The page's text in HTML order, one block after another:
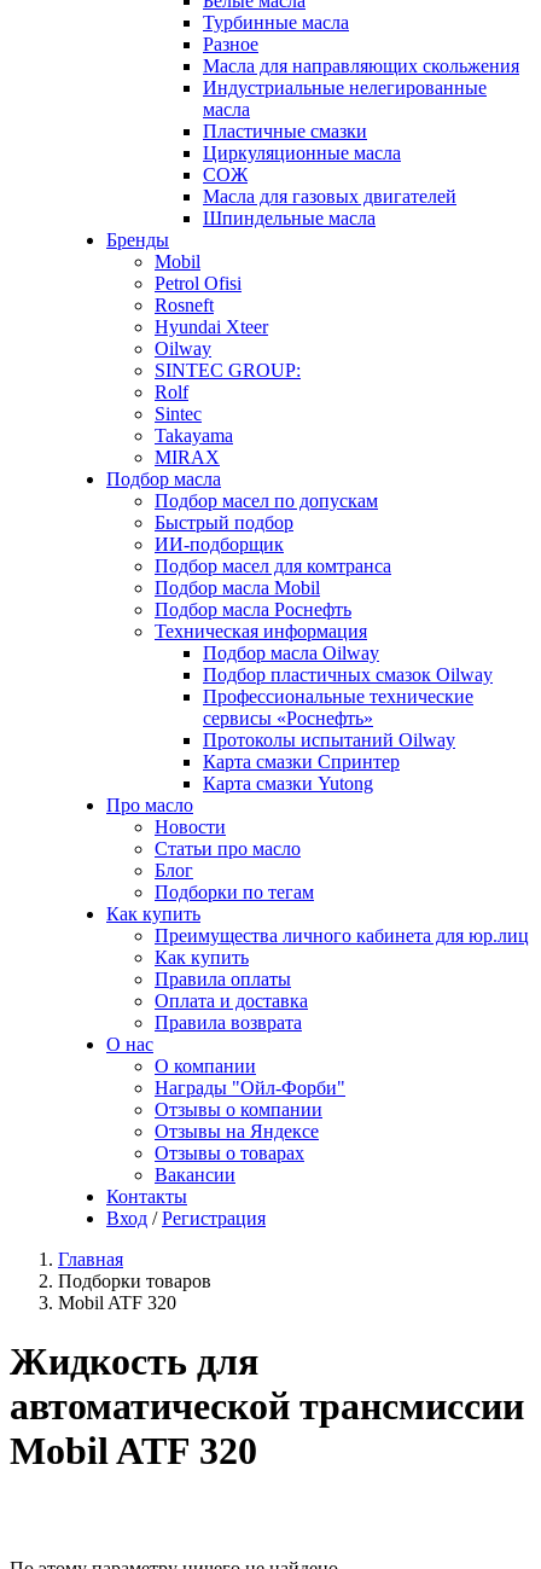
Турбинные масла
Разное
Масла для направляющих скольжения
Индустриальные нелегированные
масла
Пластичные смазки
Циркуляционные масла
СОЖ
Масла для газовых двигателей
Шпиндельные масла
Бренды
Mobil
Petrol Ofisi
Rosneft
Hyundai Xteer
Oilway
SINTEC GROUP:
Rolf
Sintec
Takayama
MIRAX
Подбор масла
Подбор масел по допускам
Быстрый подбор
ИИ-подборщик
Подбор масел для комтранса
Подбор масла Mobil
Подбор масла Роснефть
Техническая информация
Подбор масла Oilway
Подбор пластичных смазок Oilway
Профессиональные технические
сервисы «Роснефть»
Протоколы испытаний Oilway
Карта смазки Спринтер
Карта смазки Yutong
Про масло
Новости
Статьи про масло
Блог
Подборки по тегам
Как купить
Преимущества личного кабинета для юр.лиц
Как купить
Правила оплаты
Оплата и доставка
Правила возврата
О нас
О компании
Награды "Ойл-Форби"
Отзывы о компании
Отзывы на Яндексе
Отзывы о товарах
Вакансии
Контакты
Вход / Регистрация
Главная
Подборки товаров
Mobil ATF 320
Жидкость для
автоматической трансмиссии
Mobil ATF 320